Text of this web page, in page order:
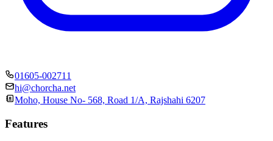
01605-002711
hi@chorcha.net
Moho, House No- 568, Road 1/A, Rajshahi 6207
Features